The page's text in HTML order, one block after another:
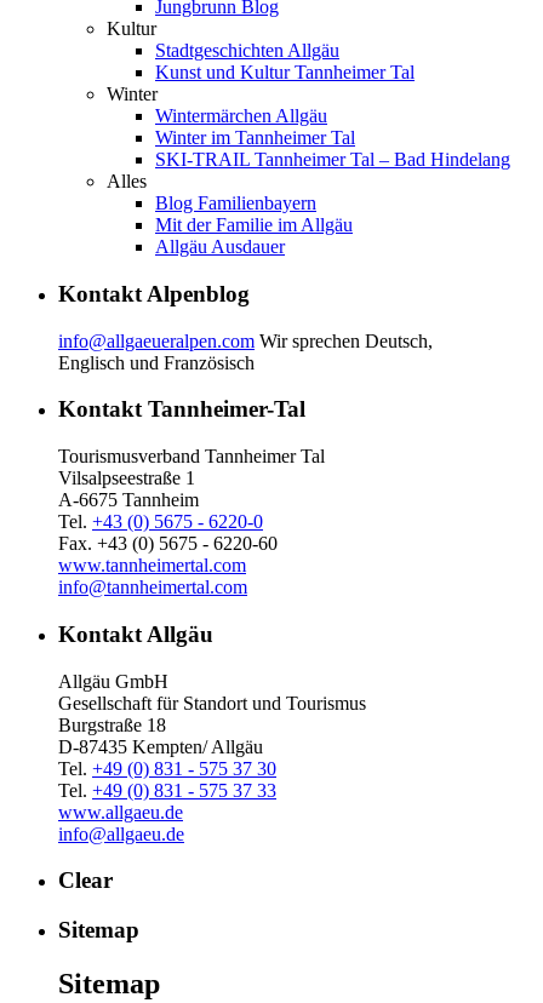
Jungbrunn Blog
Kultur
Stadtgeschichten Allgäu
Kunst und Kultur Tannheimer Tal
Winter
Wintermärchen Allgäu
Winter im Tannheimer Tal
SKI-TRAIL Tannheimer Tal – Bad Hindelang
Alles
Blog Familienbayern
Mit der Familie im Allgäu
Allgäu Ausdauer
Kontakt Alpenblog
info@allgaeueralpen.com Wir sprechen Deutsch,
Englisch und Französisch
Kontakt Tannheimer-Tal
Tourismusverband Tannheimer Tal
Vilsalpseestraße 1
A-6675 Tannheim
Tel. +43 (0) 5675 - 6220-0
Fax. +43 (0) 5675 - 6220-60
www.tannheimertal.com
info@tannheimertal.com
Kontakt Allgäu
Allgäu GmbH
Gesellschaft für Standort und Tourismus
Burgstraße 18
D-87435 Kempten/ Allgäu
Tel. +49 (0) 831 - 575 37 30
Tel. +49 (0) 831 - 575 37 33
www.allgaeu.de
info@allgaeu.de
Clear
Sitemap
Sitemap